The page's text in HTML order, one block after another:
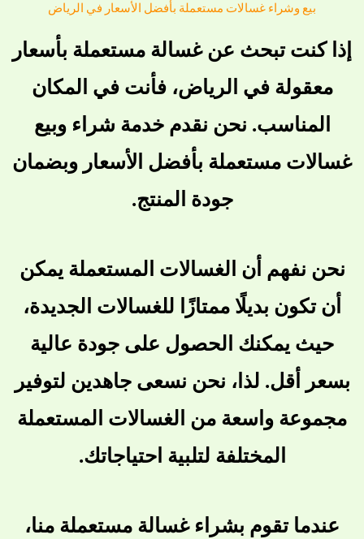
بيع وشراء غسالات مستعملة بأفضل الأسعار في الرياض
إذا كنت تبحث عن غسالة مستعملة بأسعار
معقولة في الرياض، فأنت في المكان
المناسب. نحن نقدم خدمة شراء وبيع
غسالات مستعملة بأفضل الأسعار وبضمان
جودة المنتج.
نحن نفهم أن الغسالات المستعملة يمكن
أن تكون بديلًا ممتازًا للغسالات الجديدة،
حيث يمكنك الحصول على جودة عالية
بسعر أقل. لذا، نحن نسعى جاهدين لتوفير
مجموعة واسعة من الغسالات المستعملة
المختلفة لتلبية احتياجاتك.
عندما تقوم بشراء غسالة مستعملة منا،